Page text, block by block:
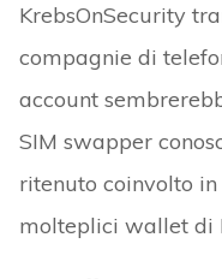
KrebsOnSecurity
compagnie di
account
SIM swapper
ritenuto coinvolto
molteplici wallet di